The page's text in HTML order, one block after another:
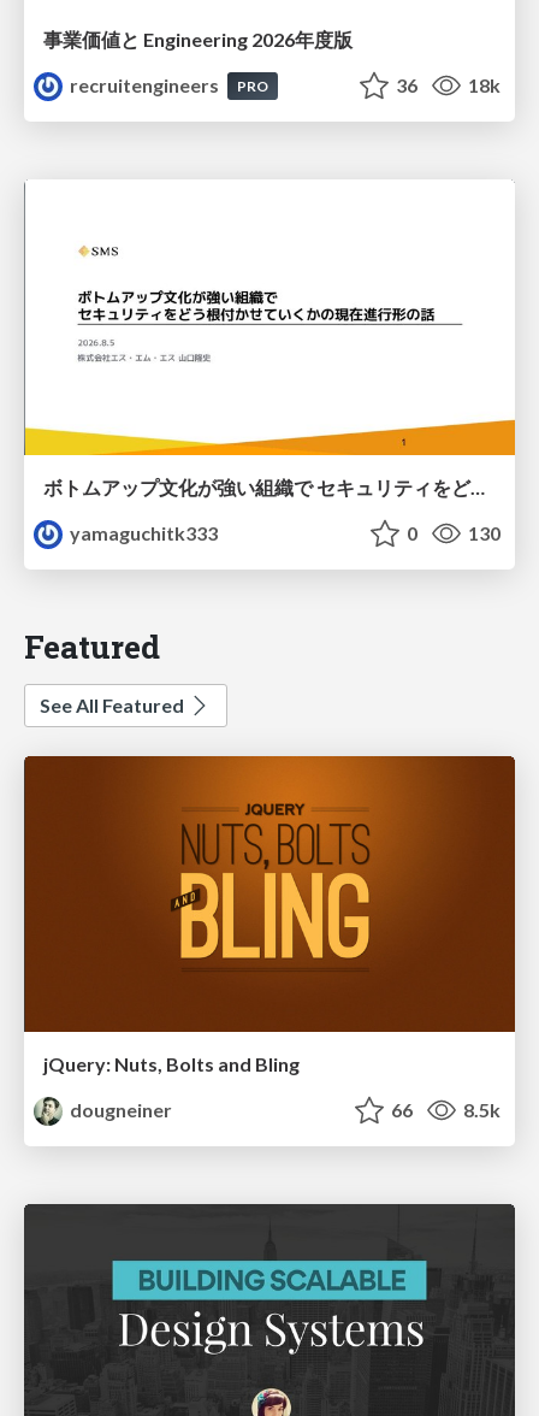
事業価値と Engineering 2026年度版
recruitengineers
PRO 36 18k
ボトムアップ文化が強い組織で セキュリティをどう根付かせていくかの現在進行形の話 / Making Security Stick in a Bottom-Up Organization
yamaguchitk333
0 130
Featured
See All Featured
jQuery: Nuts, Bolts and Bling
dougneiner
66 8.5k